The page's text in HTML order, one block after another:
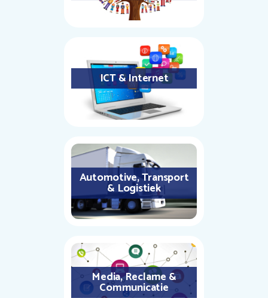
ICT & Internet
Automotive, Transport
& Logistiek
Media, Reclame &
Communicatie